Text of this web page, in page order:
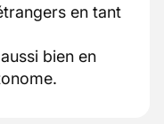
en tant
bien en